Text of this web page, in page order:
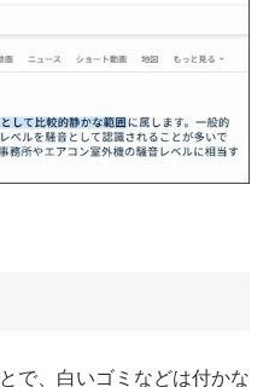
で、白いゴミなどは付かな